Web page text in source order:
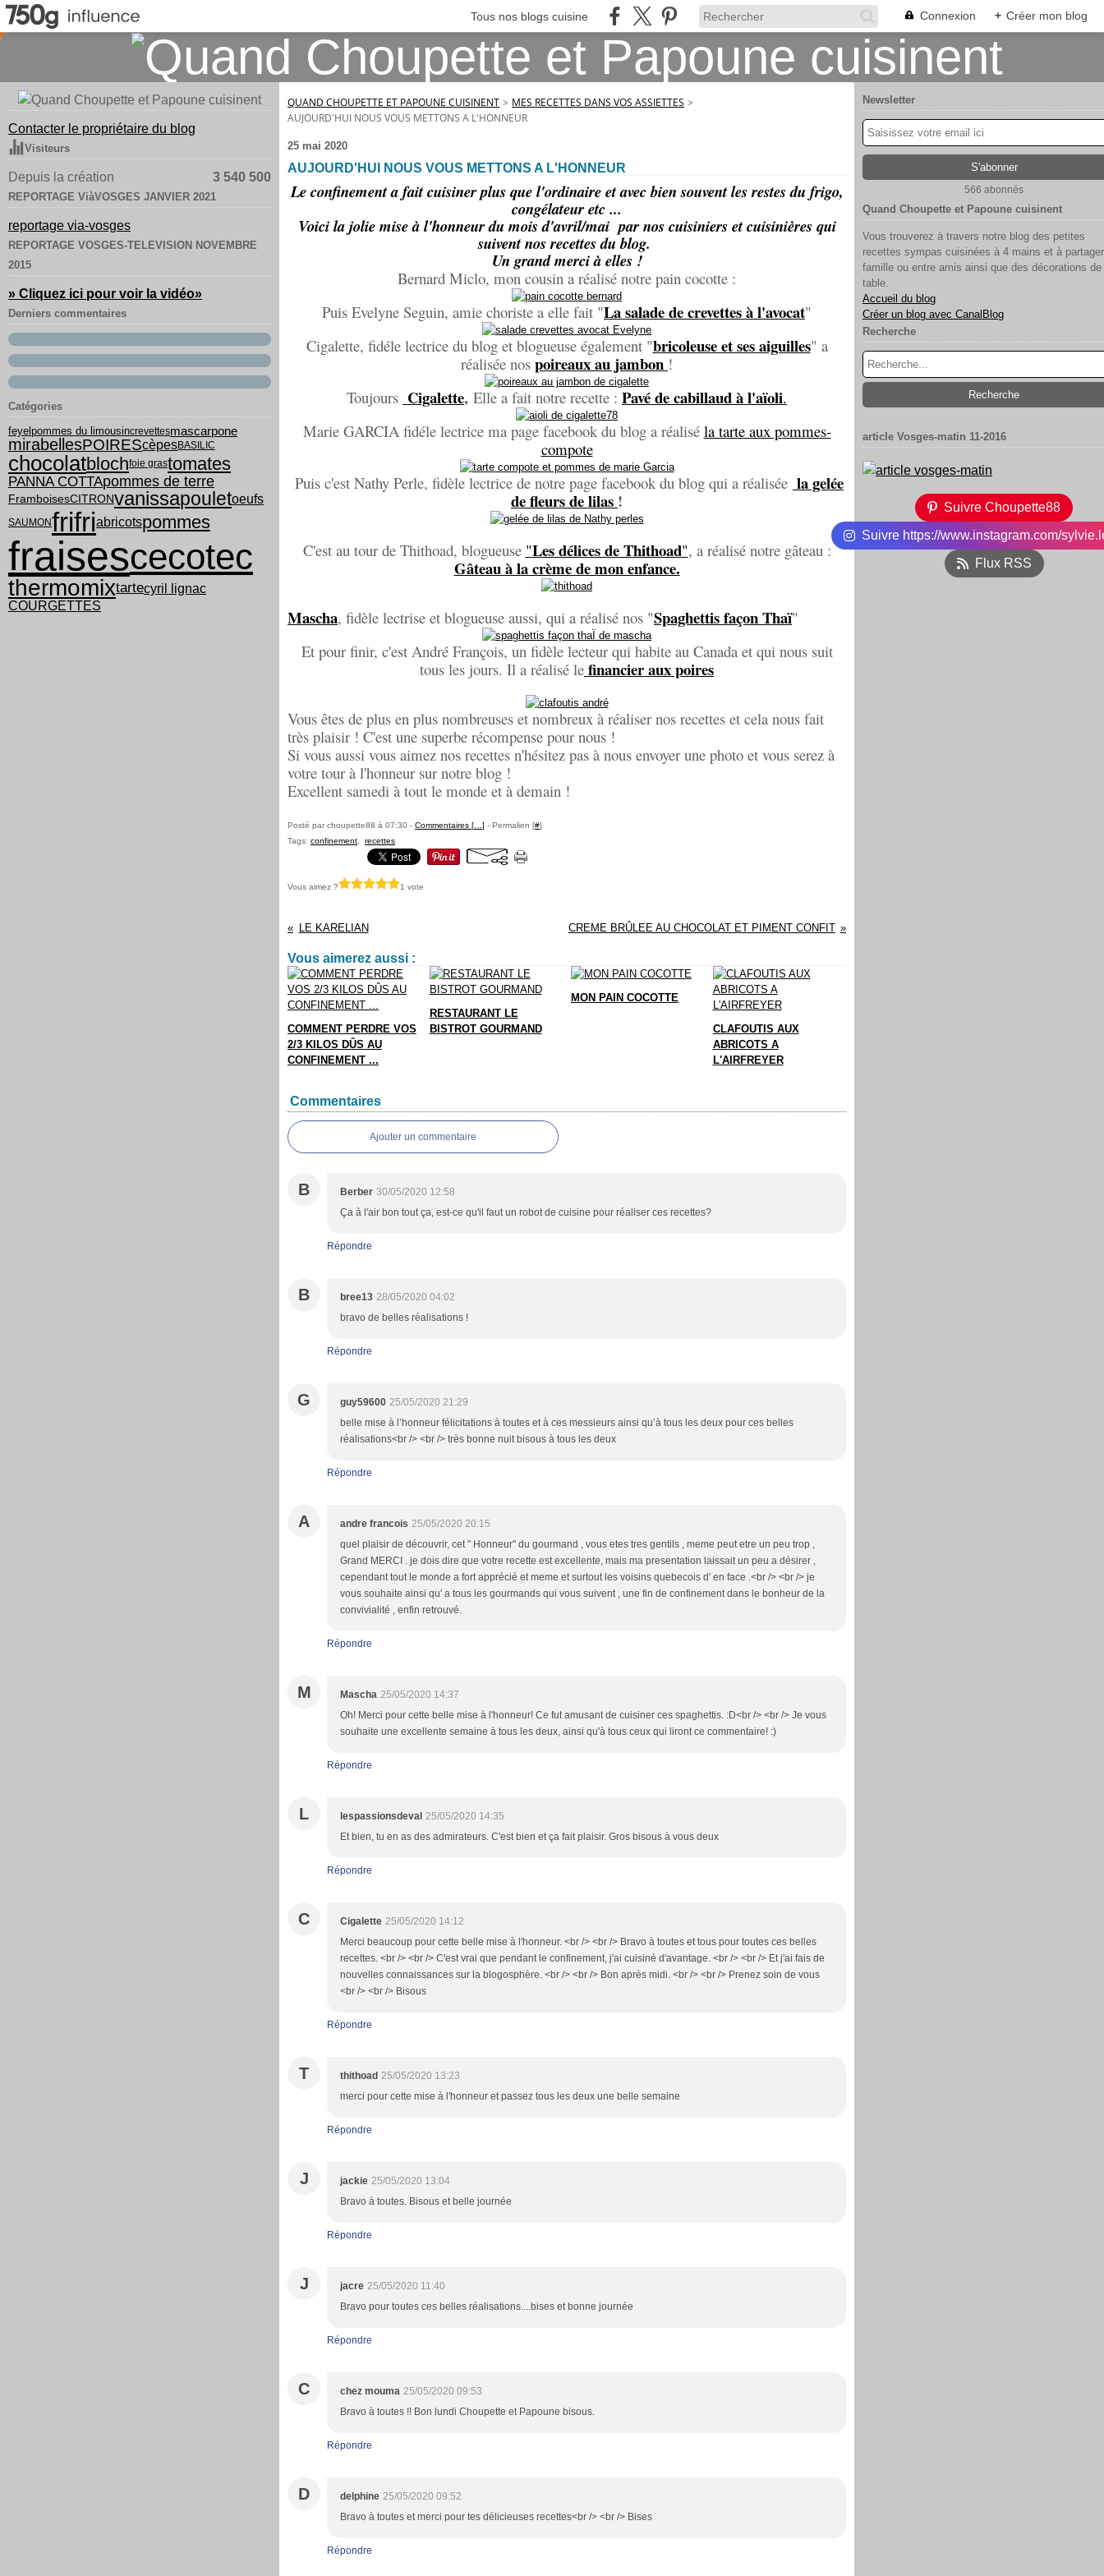
Tous nos blogs cuisine Connexion + Créer mon blog
Contacter le propriétaire du blog
Visiteurs
Depuis la création 3 540 500
REPORTAGE ViàVOSGES JANVIER 2021
reportage via-vosges
REPORTAGE VOSGES-TELEVISION NOVEMBRE
2015
» Cliquez ici pour voir la vidéo»
Derniers commentaires
Catégories
feyel pommes du limousincrevettesmascarpone
mirabellesPOIREScèpesBASILIC
chocolatblochfoie grastomates
PANNA COTTApommes de terre
FramboisesCITRONvanissapouletoeufs
SAUMONfrifriabricotspommes
fraisescecotec
thermomixtartecyril lignac
COURGETTES
QUAND CHOUPETTE ET PAPOUNE CUISINENT > MES RECETTES DANS VOS ASSIETTES >
AUJOURD'HUI NOUS VOUS METTONS A L'HONNEUR
25 mai 2020
AUJOURD'HUI NOUS VOUS METTONS A L'HONNEUR
Le confinement a fait cuisiner plus que l'ordinaire et avec bien souvent les restes du frigo,
congélateur etc ...
Voici la jolie mise à l'honneur du mois d'avril/mai par nos cuisiniers et cuisinières qui
suivent nos recettes du blog.
Un grand merci à elles !
Bernard Miclo, mon cousin a réalisé notre pain cocotte :
Puis Evelyne Seguin, amie choriste a elle fait "La salade de crevettes à l'avocat"
Cigalette, fidéle lectrice du blog et blogueuse également "bricoleuse et ses aiguilles" a
réalisée nos poireaux au jambon !
Toujours Cigalette, Elle a fait notre recette : Pavé de cabillaud à l'aïoli.
Marie GARCIA fidéle lectrice ma page facebook du blog a réalisé la tarte aux pommes-
compote
Puis c'est Nathy Perle, fidèle lectrice de notre page facebook du blog qui a réalisée la gelée
de fleurs de lilas !
C'est au tour de Thithoad, blogueuse "Les délices de Thithoad", a réalisé notre gâteau :
Gâteau à la crème de mon enfance.
Mascha, fidèle lectrise et blogueuse aussi, qui a réalisé nos "Spaghettis façon Thaï"
Et pour finir, c'est André François, un fidèle lecteur qui habite au Canada et qui nous suit
tous les jours. Il a réalisé le financier aux poires
Vous êtes de plus en plus nombreuses et nombreux à réaliser nos recettes et cela nous fait
très plaisir ! C'est une superbe récompense pour nous !
Si vous aussi vous aimez nos recettes n'hésitez pas à nous envoyer une photo et vous serez à
votre tour à l'honneur sur notre blog !
Excellent samedi à tout le monde et à demain !
Posté par choupette88 à 07:30 - Commentaires [ ] - Permalien [#]
Tags: confinement recettes
Vous aimez ? 1 vote
LE KARELIAN CREME BRÛLEE AU CHOCOLAT ET PIMENT CONFIT
Vous aimerez aussi :
COMMENT PERDRE VOS
2/3 KILOS DÛS AU
CONFINEMENT ...
RESTAURANT LE
BISTROT GOURMAND
MON PAIN COCOTTE
CLAFOUTIS AUX
ABRICOTS A
L'AIRFREYER
Commentaires
Ajouter un commentaire
B Berber 30/05/2020 12:58
Ça à l'air bon tout ça, est-ce qu'il faut un robot de cuisine pour réaliser ces recettes?
Répondre
B bree13 28/05/2020 04:02
bravo de belles réalisations !
Répondre
G guy59600 25/05/2020 21:29
belle mise à l’honneur félicitations à toutes et à ces messieurs ainsi qu’à tous les deux pour ces belles
réalisations<br /> <br /> très bonne nuit bisous à tous les deux
Répondre
A andre francois 25/05/2020 20:15
quel plaisir de découvrir, cet " Honneur" du gourmand , vous etes tres gentils , meme peut etre un peu trop ,
Grand MERCI . je dois dire que votre recette est excellente, mais ma presentation laissait un peu a désirer ,
cependant tout le monde a fort apprécié et meme et surtout les voisins quebecois d' en face .<br /> <br /> je
vous souhaite ainsi qu' a tous les gourmands qui vous suivent , une fin de confinement dans le bonheur de la
convivialité , enfin retrouvé.
Répondre
M Mascha 25/05/2020 14:37
Oh! Merci pour cette belle mise à l'honneur! Ce fut amusant de cuisiner ces spaghettis. :D<br /> <br /> Je vous
souhaite une excellente semaine à tous les deux, ainsi qu'à tous ceux qui liront ce commentaire! :)
Répondre
L lespassionsdeval 25/05/2020 14:35
Et bien, tu en as des admirateurs. C'est bien et ça fait plaisir. Gros bisous à vous deux
Répondre
C Cigalette 25/05/2020 14:12
Merci beaucoup pour cette belle mise à l'honneur. <br /> <br /> Bravo à toutes et tous pour toutes ces belles
recettes. <br /> <br /> C'est vrai que pendant le confinement, j'ai cuisiné d'avantage. <br /> <br /> Et j'ai fais de
nouvelles connaissances sur la blogosphère. <br /> <br /> Bon après midi. <br /> <br /> Prenez soin de vous
<br /> <br /> Bisous
Répondre
T thithoad 25/05/2020 13:23
merci pour cette mise à l'honneur et passez tous les deux une belle semaine
Répondre
J jackie 25/05/2020 13:04
Bravo à toutes. Bisous et belle journée
Répondre
J jacre 25/05/2020 11:40
Bravo pour toutes ces belles réalisations....bises et bonne journée
Répondre
C chez mouma 25/05/2020 09:53
Bravo à toutes !! Bon lundi Choupette et Papoune bisous.
Répondre
D delphine 25/05/2020 09:52
Bravo à toutes et merci pour tes délicieuses recettes<br /> <br /> Bises
Répondre
Newsletter
566 abonnés
Quand Choupette et Papoune cuisinent
Vous trouverez à travers notre blog des petites
recettes sympas cuisinées à 4 mains et à
famille ou entre amis ainsi que des décorations de
table.
Accueil du blog
Créer un blog avec CanalBlog
Recherche
article Vosges-matin 11-2016
Suivre Choupette88
Suivre https://www.instagram.com/
Flux RSS